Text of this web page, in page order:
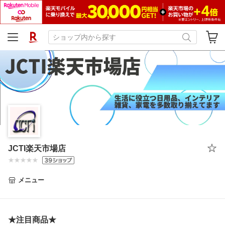
JCTI楽天市場店
メニュー
★注目商品★